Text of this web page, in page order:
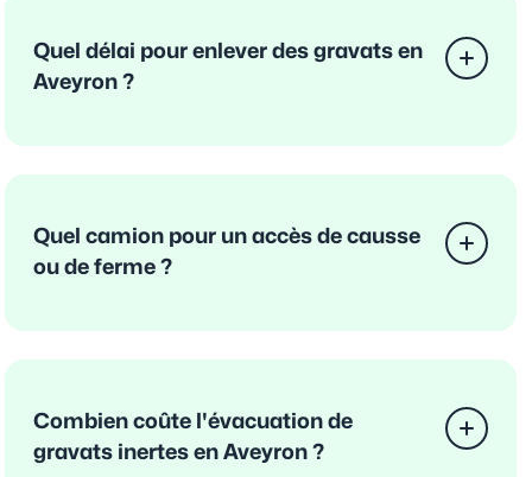
Quel délai pour enlever des gravats en
Aveyron ?
Quel camion pour un accès de causse
ou de ferme ?
Combien coûte l'évacuation de
gravats inertes en Aveyron ?